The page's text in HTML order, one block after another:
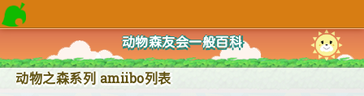
动物森友会一般百科
动物之森系列 amiibo列表